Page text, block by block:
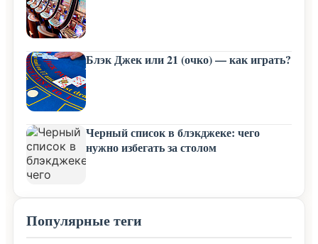
Блэк Джек или 21 (очко) — как играть?
Черный список в блэкджеке: чего
нужно избегать за столом
Популярные теги